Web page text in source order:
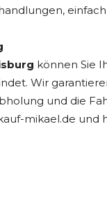
können Sie
Wir
und die
mikael.de und